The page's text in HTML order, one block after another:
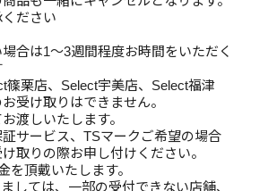
ださい
合は1～3週間程度お時間をいただく
篠栗店、Select宇美店、Select福津
受け取りはできません。
渡しいたします。
サービス、TSマークご希望の場合
取りの際お申し付けください。
を頂戴いたします。
しては、一部の受付できない店舗、